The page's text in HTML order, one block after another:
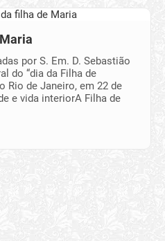
por S. Em. D. Sebastião
do “dia da Filha de
Rio de Janeiro, em 22 de
e vida interiorA Filha de